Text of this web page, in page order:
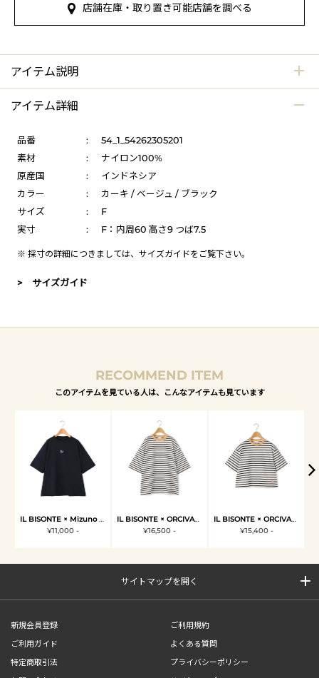
店舗在庫・取り置き可能店舗を調べる
アイテム説明
アイテム詳細
品番 :
54_1_54262305201
素材
:
ナイロン100%
原産国
:
インドネシア
カラー
:
カーキ / ベージュ / ブラック
サイズ
:
F
実寸
: F：内周60 高さ9 つば7.5
※ 採寸の詳細につきましては、 サイズガイドをご覧下さい。
> サイズガイド
RECOMMEND ITEM
このアイテムを見ている人は、こんなアイテムも見ています
IL BISONTE × Mizuno T-SHIRT
¥11,000 -
IL BISONTE × ORCIVAL Tシャツ
¥16,500 -
IL BISONTE × ORCIVAL ショート丈Tシャツ
¥15,400 -
サイトマップを開く
新規会員登録
ご利用規約
ご利用ガイド
よくある質問
特定商取引法
プライバシーポリシー